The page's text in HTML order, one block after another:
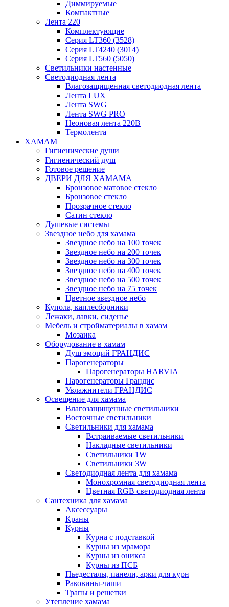
Диммируемые
Компактные
Лента 220
Комплектующие
Серия LT360 (3528)
Серия LT4240 (3014)
Серия LT560 (5050)
Светильники настенные
Светодиодная лента
Влагозащищенная светодиодная лента
Лента LUX
Лента SWG
Лента SWG PRO
Неоновая лента 220В
Термолента
ХАМАМ
Гигиенические души
Гигиенический душ
Готовое решение
ДВЕРИ ДЛЯ ХАМАМА
Бронзовое матовое стекло
Бронзовое стекло
Прозрачное стекло
Сатин стекло
Душевые системы
Звездное небо для хамама
Звездное небо на 100 точек
Звездное небо на 200 точек
Звездное небо на 300 точек
Звездное небо на 400 точек
Звездное небо на 500 точек
Звездное небо на 75 точек
Цветное звездное небо
Купола, каплесборники
Лежаки, лавки, сиденье
Мебель и стройматериалы в хамам
Мозаика
Оборудование в хамам
Душ эмоций ГРАНДИС
Парогенераторы
Парогенераторы HARVIA
Парогенераторы Грандис
Увлажнители ГРАНДИС
Освещение для хамама
Влагозащищенные светильники
Восточные светильники
Светильники для хамама
Встраиваемые светильники
Накладные светильники
Светильники 1W
Светильники 3W
Светодиодная лента для хамама
Монохромная светодиодная лента
Цветная RGB светодиодная лента
Сантехника для хамама
Аксессуары
Краны
Курны
Курна с подставкой
Курны из мрамора
Курны из оникса
Курны из ПСБ
Пьедесталы, панели, арки для курн
Раковины-чаши
Трапы и решетки
Утепление хамама